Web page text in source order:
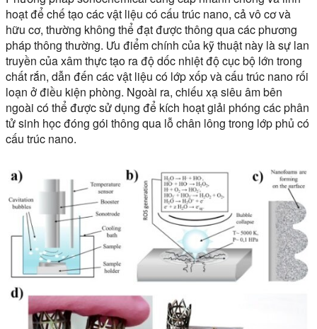
hoạt để chế tạo các vật liệu có cấu trúc nano, cả vô cơ và
hữu cơ, thường không thể đạt được thông qua các phương
pháp thông thường. Ưu điểm chính của kỹ thuật này là sự lan
truyền của xâm thực tạo ra độ dốc nhiệt độ cục bộ lớn trong
chất rắn, dẫn đến các vật liệu có lớp xốp và cấu trúc nano rối
loạn ở điều kiện phòng. Ngoài ra, chiếu xạ siêu âm bên
ngoài có thể được sử dụng để kích hoạt giải phóng các phân
tử sinh học đóng gói thông qua lỗ chân lông trong lớp phủ có
cấu trúc nano.